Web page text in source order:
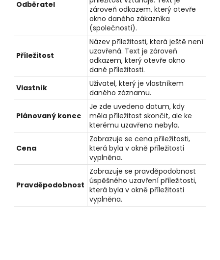
Odběratel
zároveň odkazem, který otevře
okno daného zákazníka
(společnosti).
Příležitost
Název příležitosti, která ještě není
uzavřená. Text je zároveň
odkazem, který otevře okno
dané příležitosti.
Vlastník
Uživatel, který je vlastníkem
daného záznamu.
Plánovaný konec
Je zde uvedeno datum, kdy
měla příležitost skončit, ale ke
kterému uzavřena nebyla.
Cena
Zobrazuje se cena příležitosti,
která byla v okně příležitosti
vyplněna.
Pravděpodobnost
Zobrazuje se pravděpodobnost
úspěšného uzavření příležitosti,
která byla v okně příležitosti
vyplněna.